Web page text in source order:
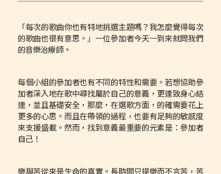
「每次的歌曲你也有特地挑選主題嗎？我怎麼覺得每次
的歌曲也很有意思。」一位參加者今天一到來就問我們
的音樂治療師。
每個小組的參加者也有不同的特性和需要。若想協助參
加者深入地在歌中尋找屬於自己的意義，更達致身心結
連，並且基礎安全，那麼，在選歌方面，的確需要花上
更多的心思。而且在帶領的過程，也要有足夠的敏感度
來支援盛載。然而，找到意義最重要的元素是：參加者
自己！
樂與苦從來是生命的真實。長時間只提樂而不言苦，苦